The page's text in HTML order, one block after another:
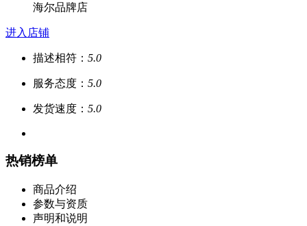
海尔品牌店
进入店铺
描述相符： 5.0
服务态度： 5.0
发货速度： 5.0
热销榜单
商品介绍
参数与资质
声明和说明